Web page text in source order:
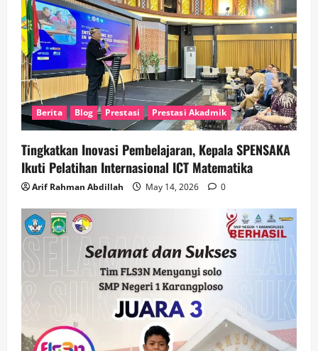
Berita Blog Prestasi Prestasi Akadmik
Tingkatkan Inovasi Pembelajaran, Kepala SPENSAKA
Ikuti Pelatihan Internasional ICT Matematika
Arif Rahman Abdillah May 14, 2026 0